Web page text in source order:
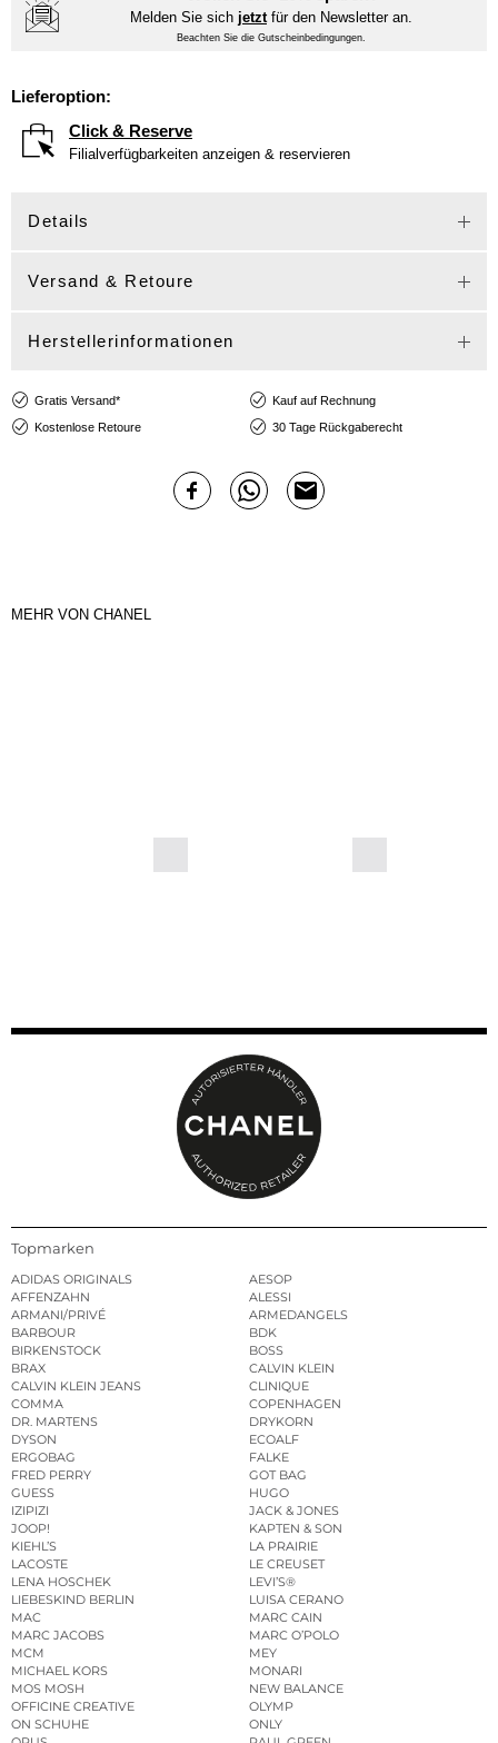
Melden Sie sich jetztfür den Newsletter an.
Beachten Sie die Gutscheinbedingungen.
Lieferoption:
Click & Reserve
Filialverfügbarkeiten anzeigen & reservieren
Details
Versand & Retoure
Herstellerinformationen
Gratis Versand*
Kauf auf Rechnung
Kostenlose Retoure
30 Tage Rückgaberecht
MEHR VON CHANEL
Topmarken
ADIDAS ORIGINALS
AESOP
AFFENZAHN
ALESSI
ARMANI/PRIVÉ
ARMEDANGELS
BARBOUR
BDK
BIRKENSTOCK
BOSS
BRAX
CALVIN KLEIN
CALVIN KLEIN JEANS
CLINIQUE
COMMA
COPENHAGEN
DR. MARTENS
DRYKORN
DYSON
ECOALF
ERGOBAG
FALKE
FRED PERRY
GOT BAG
GUESS
HUGO
IZIPIZI
JACK & JONES
JOOP!
KAPTEN & SON
KIEHL’S
LA PRAIRIE
LACOSTE
LE CREUSET
LENA HOSCHEK
LEVI’S®
LIEBESKIND BERLIN
LUISA CERANO
MAC
MARC CAIN
MARC JACOBS
MARC O’POLO
MCM
MEY
MICHAEL KORS
MONARI
MOS MOSH
NEW BALANCE
OFFICINE CREATIVE
OLYMP
ON SCHUHE
ONLY